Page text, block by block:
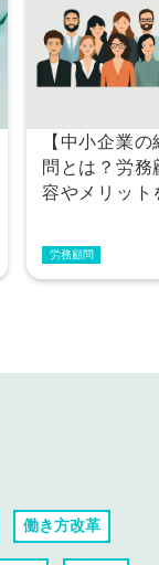
【中小企業
問とは？労
容やメリット
労務顧問
働き方改革